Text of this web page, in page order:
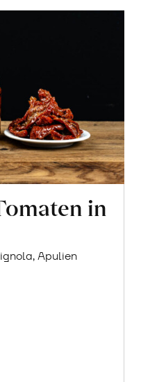
in
Apulien